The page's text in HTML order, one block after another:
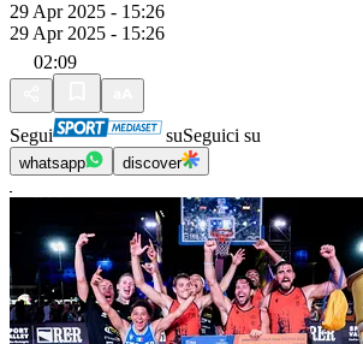
29 Apr 2025 - 15:26
29 Apr 2025 - 15:26
02:09
Segui suSeguici su
whatsapp discover